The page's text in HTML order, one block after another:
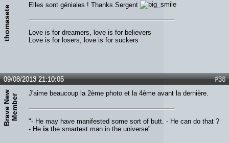
thomasete Elles sont géniales ! Thanks Sergent
Love is for dreamers, love is for believers
Love is for losers, love is for suckers
#36
09/08/2013 21:10:05
B
r
a
v
e
N
e
w
M
e
m
b
er
J'aime beaucoup la 2ème photo et la 4ème avant la dernière.
"- He may have manifested some sort of butt. - He can do that ?
- He is the smartest man in the universe"